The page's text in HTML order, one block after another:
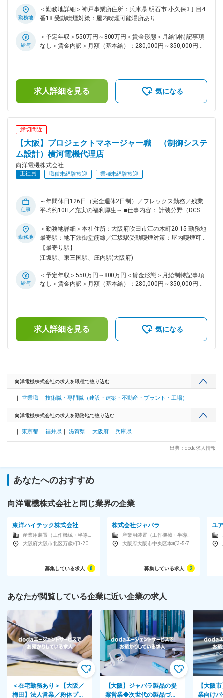
知識やご経験を活かし、社会インフラを支える「設計」領域で
ご活躍いただきます。 電力・水道・化学プラントなどにおけ
トおよび施工管理まで幅広く担当していただきます。 ■業務詳
細： ・顧客との仕様打ち合わせ、要件定義 ・DCS・PLCを用
頂き、業務幅を広げていただけます。 ■仕事のやりがい： お
客様のノウハウでは難しいご案件に対し、ご自身で仕組みを構
築する大きなやりがいや達成感を味わえる業務。「向洋電機に
上、黒字経営を実現させています。フレックス勤務の導入や、
社内システムの工夫を行っている為、少ない残業時間での勤務
が可能。ワークライフバランスを実践しながらやりがいのある
業務に携わって頂けます ■取扱製品：横河電機株式会社の製品
を中心に仕入れ、生産工場向けの製造管理システム、生産制御
システム、小規模計装、フィールド機器などを取り扱っていま
す。 当社が設計したシステムに基づき、お客様の工場ライン
を稼働させており、これらのシステムは製造計画、製品管理、
生産管理などの目的で活用されています。 ■取引先：官公庁、
関西電力株式会社、サントリー株式会社、株式会社村田製作
所、武田薬品工業株式会社、など大手メーカーを中心に年間７
００社ほど
勤務地
＜勤務地詳細＞神戸事業所住所：兵庫県 明石市 小久保3丁目4
番18 受動喫煙対策：屋内喫煙可能場所あり
給与
＜予定年収＞550万円～800万円＜賃金形態＞月給制特記事項
なし＜賃金内訳＞月額（基本給）：280,000円～350,000円＜
求人詳細を見る 気になる
締切間近
【大阪】プロジェクトマネージャー職 （制御システ
ム設計）横河電機代理店
向洋電機株式会社
正社員 職種未経験歓迎 業種未経験歓迎
仕事
～年間休日126日（完全週休2日制）／フレックス勤務／残業
平均約10H／充実の福利厚生～ ■仕事内容： 計装分野（DCS・
知識やご経験を活かし、社会インフラを支える「設計」領域で
ご活躍いただきます。 電力・水道・化学プラントなどにおけ
る制御システムの設計業務を中心に、プロジェクトマネジメン
トおよび施工管理まで幅広く担当していただきます。 ■業務詳
いた制御システム設計（ソフト・ハード） ・協力会社への指
示出し、進捗管理、予算管理（PM業務） ・現地での試運転調
客様のノウハウでは難しいご案件に対し、ご自身で仕組みを構
築する大きなやりがいや達成感を味わえる業務。「向洋電機に
任せておけば大丈夫」と信頼を頂きながら創業以来90年以
上、黒字経営を実現させています。フレックス勤務の導入や、
システム、小規模計装、フィールド機器などを取り扱っていま
す。 当社が設計したシステムに基づき、お客様の工場ライン
を稼働させており、これらのシステムは製造計画、製品管理、
生産管理などの目的で活用されています。 ■取引先：官公庁、
関西電力株式会社、サントリー株式会社、株式会社村田製作
００社ほど
勤務地
＜勤務地詳細＞本社住所：大阪府吹田市江の木町20-15 勤務地
最寄駅：地下鉄御堂筋線／江坂駅受動喫煙対策：屋内喫煙可能
場所あり
【最寄り駅】
江坂駅、東三国駅、庄内駅(大阪府)
給与
＜予定年収＞550万円～800万円＜賃金形態＞月給制特記事項
なし＜賃金内訳＞月額（基本給）：280,000円～350,000円＜
求人詳細を見る 気になる
向洋電機株式会社の求人を職種で絞り込む
営業職 技術職・専門職（建設・建築・不動産・プラント・工場）
向洋電機株式会社の求人を勤務地で絞り込む
東京都 福井県 滋賀県 大阪府 兵庫県
出典：doda求人情報
あなたへのおすすめ
向洋電機株式会社と同じ業界の企業
東洋ハイテック株式会社
募集している求人 8
株式会社ジャバラ
募集している求人 2
ユ
あなたが閲覧している企業に近い企業の求人
＜在宅勤務あり＞【大阪／
梅田】法人営業／粉体プラ
【大阪】ジャバラ製品の提
案営業◆次世代の製品づく
【大阪
業向け